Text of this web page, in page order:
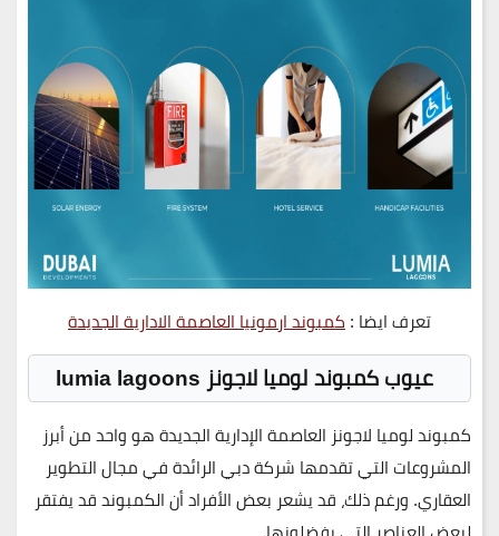
تعرف ايضا :كمبوند ارمونيا العاصمة الادارية الجديدة
عيوب كمبوند لوميا لاجونز lumia lagoons
كمبوند لوميا لاجونز العاصمة الإدارية الجديدةهو واحد من أبرز
المشروعات التي تقدمها شركة دبي الرائدة في مجال التطوير
العقاري. ورغم ذلك، قد يشعر بعض الأفراد أن الكمبوند قد يفتقر